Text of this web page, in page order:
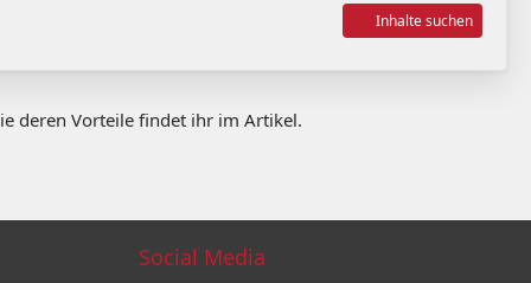
Inhalte suchen
deren Vorteile findet ihr im Artikel.
Social Media